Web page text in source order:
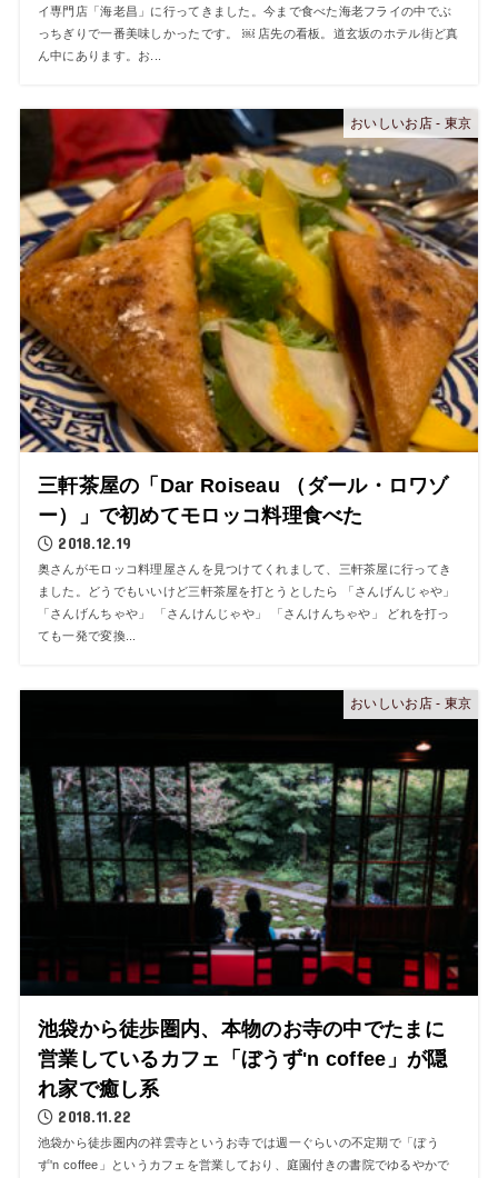
イ専門店「海老昌」に行ってきました。今まで食べた海老フライの中でぶ
っちぎりで一番美味しかったです。 ￼ 店先の看板。道玄坂のホテル街ど真
ん中にあります。お...
おいしいお店 - 東京
三軒茶屋の「Dar Roiseau （ダール・ロワゾ
ー）」で初めてモロッコ料理食べた
2018.12.19
奥さんがモロッコ料理屋さんを見つけてくれまして、三軒茶屋に行ってき
ました。どうでもいいけど三軒茶屋を打とうとしたら 「さんげんじゃや」
「さんげんちゃや」 「さんけんじゃや」 「さんけんちゃや」 どれを打っ
ても一発で変換...
おいしいお店 - 東京
池袋から徒歩圏内、本物のお寺の中でたまに
営業しているカフェ「ぼうず'n coffee」が隠
れ家で癒し系
2018.11.22
池袋から徒歩圏内の祥雲寺というお寺では週一ぐらいの不定期で「ぼう
ず'n coffee」というカフェを営業しており、庭園付きの書院でゆるやかで